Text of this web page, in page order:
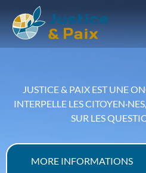
PUBLIÉE EN 2025, ELLE
CROISSANCE